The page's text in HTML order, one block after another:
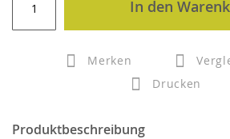
In den
Merken
Drucken
Produktbeschreibung